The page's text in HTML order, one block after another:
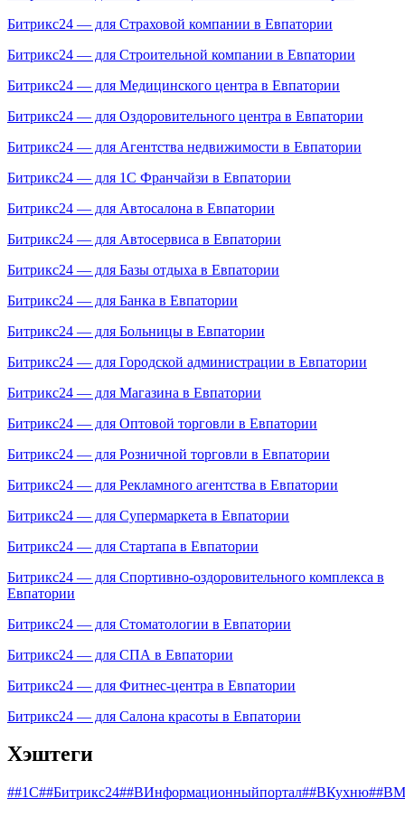
Битрикс24 — для Страховой компании в Евпатории
Битрикс24 — для Строительной компании в Евпатории
Битрикс24 — для Медицинского центра в Евпатории
Битрикс24 — для Оздоровительного центра в Евпатории
Битрикс24 — для Агентства недвижимости в Евпатории
Битрикс24 — для 1С Франчайзи в Евпатории
Битрикс24 — для Автосалона в Евпатории
Битрикс24 — для Автосервиса в Евпатории
Битрикс24 — для Базы отдыха в Евпатории
Битрикс24 — для Банка в Евпатории
Битрикс24 — для Больницы в Евпатории
Битрикс24 — для Городской администрации в Евпатории
Битрикс24 — для Магазина в Евпатории
Битрикс24 — для Оптовой торговли в Евпатории
Битрикс24 — для Розничной торговли в Евпатории
Битрикс24 — для Рекламного агентства в Евпатории
Битрикс24 — для Супермаркета в Евпатории
Битрикс24 — для Стартапа в Евпатории
Битрикс24 — для Спортивно-оздоровительного комплекса в
Евпатории
Битрикс24 — для Стоматологии в Евпатории
Битрикс24 — для СПА в Евпатории
Битрикс24 — для Фитнес-центра в Евпатории
Битрикс24 — для Салона красоты в Евпатории
Хэштеги
##1С##Битрикс24##ВИнформационныйпортал##ВКухню